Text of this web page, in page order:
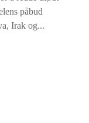
påbud
Irak og...